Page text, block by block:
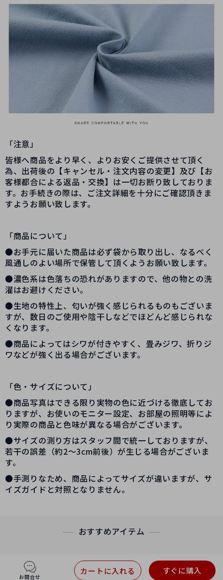
「注意」
皆様へ商品をより早く、よりお安くご提供させて頂く
為、出荷後の【キャンセル・注文内容の変更】及び【お
客様都合による返品・交換】は一切お断り致しておりま
す。お手続きの際は、ご注文詳細を十分にご確認頂きま
すようお願い致します。
「商品について」
●お手元に届いた商品は必ず袋から取り出し、なるべく
風通しのよい場所で保管して頂くようお願い致します。
●濃色系は色落ちの恐れがありますので、他の物との洗
濯はお避けください。
●生地の特性上、匂いが強く感じられるものもございま
すが、数日のご使用や陰干しなどでほどんど感じられな
くなります。
●商品によってはシワが付きやすく、畳みジワ、折りジ
ワなどが強く出る場合がございます。
「色・サイズについて」
●商品写真はできる限り実物の色に近づける徹底してお
りますが、お使いのモニター設定、お部屋の照明等によ
り実際の商品と色味が異なる場合がございます。
●サイズの測り方はスタッフ間で統一しておりますが、
若干の誤差（約2～3cm前後）が生じる場合がございま
す。
●手測りなため、商品によってサイズが違いますが、サ
イズガイドと対照となりません。
おすすめアイテム
お問合せ
すぐに購入
カートに入れる